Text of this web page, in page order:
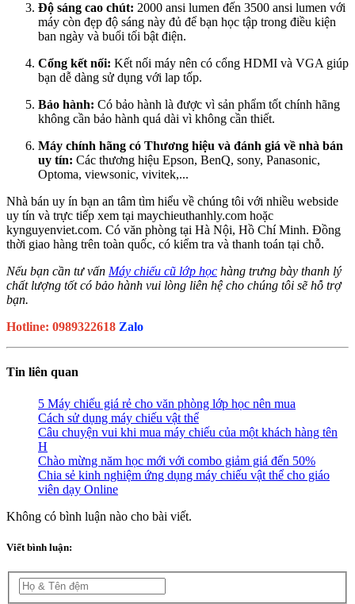
Độ sáng cao chút: 2000 ansi lumen đến 3500 ansi lumen với
máy còn đẹp độ sáng này đủ để bạn học tập trong điều kiện
ban ngày và buổi tối bật điện.
Cổng kết nối: Kết nối máy nên có cổng HDMI và VGA giúp
bạn dễ dàng sử dụng với lap tốp.
Bảo hành: Có bảo hành là được vì sản phẩm tốt chính hãng
không cần bảo hành quá dài vì không cần thiết.
Máy chính hãng có Thương hiệu và đánh giá về nhà bán
uy tín: Các thương hiệu Epson, BenQ, sony, Panasonic,
Optoma, viewsonic, vivitek,...
Nhà bán uy ín bạn an tâm tìm hiểu về chúng tôi với nhiều webside
uy tín và trực tiếp xem tại maychieuthanhly.com hoặc
kynguyenviet.com. Có văn phòng tại Hà Nội, Hồ Chí Minh. Đồng
thời giao hàng trên toàn quốc, có kiểm tra và thanh toán tại chỗ.
Nếu bạn cần tư vấn Máy chiếu cũ lớp học hàng trưng bày thanh lý
chất lượng tốt có bảo hành vui lòng liên hệ cho chúng tôi sẽ hỗ trợ
bạn.
Hotline: 0989322618 Zalo
Tin liên quan
5 Máy chiếu giá rẻ cho văn phòng lớp học nên mua
Cách sử dụng máy chiếu vật thể
Câu chuyện vui khi mua máy chiếu của một khách hàng tên
H
Chào mừng năm học mới với combo giảm giá đến 50%
Chia sẻ kinh nghiệm ứng dụng máy chiếu vật thể cho giáo
viên dạy Online
Không có bình luận nào cho bài viết.
Viết bình luận: